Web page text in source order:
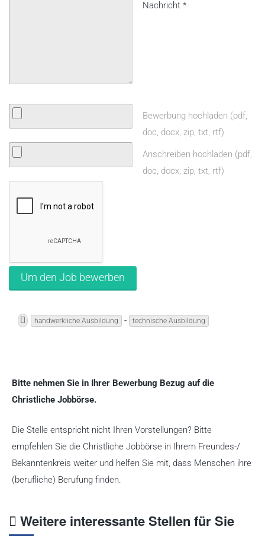
Nachricht *
Bewerbung hochladen (pdf,
doc, docx, zip, txt, rtf)
Anschreiben hochladen (pdf,
doc, docx, zip, txt, rtf)
handwerkliche Ausbildung - technische Ausbildung
Bitte nehmen Sie in Ihrer Bewerbung Bezug auf die
Christliche Jobbörse.
Die Stelle entspricht nicht Ihren Vorstellungen? Bitte
empfehlen Sie die Christliche Jobbörse in Ihrem Freundes-/
Bekanntenkreis weiter und helfen Sie mit, dass Menschen ihre
(berufliche) Berufung finden.
Weitere interessante Stellen für Sie